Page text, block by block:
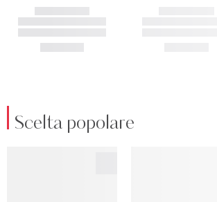
Scelta popolare